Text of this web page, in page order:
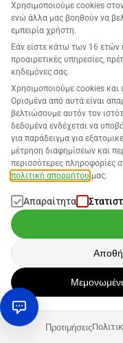
κάνετε
εκτυπώσετε
προϊόν.
Όποιος θέλει να
Amazon, πρέπει να
κέρδος του Buy Box,
δικής του μάρκας,
σελίδα λεπτομερειών
τρίτους να
προσελκύσει έναν
ξυπνήσει την πρόθεση
αυτός ο πελάτης να
Χρησιμοποιούμε cookies
ενώ άλλα μας βοηθούν να
εμπειρία χρήστη.
Εάν είστε κάτω των 16 ετών
προαιρετικές υπηρεσίες,
κηδεμόνες σας.
Χρησιμοποιούμε cookies και
Ορισμένα από αυτά είναι
βελτιώσουμε αυτόν τον
δεδομένα ενδέχεται να
για παράδειγμα για
μέτρηση διαφημίσεων και
περισσότερες πληροφορίες
πολιτική απορρήτου μας.
Απαραίτητα
Προτιμήσεις